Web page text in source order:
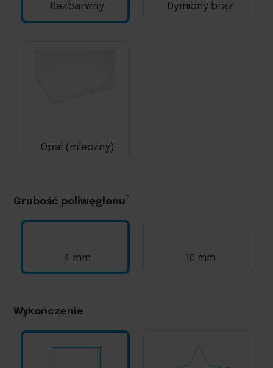
Bezbarwny Dymiony brąz
Opal (mleczny)
Grubość poliwęglanu
4 mm 10 mm
Wykończenie